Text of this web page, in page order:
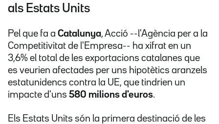
als Estats Units
Pel que fa a Catalunya, Acció --l'Agència per a la
Competitivitat de l'Empresa-- ha xifrat en un
3,6% el total de les exportacions catalanes que
es veurien afectades per uns hipotètics aranzels
estatunidencs contra la UE, que tindrien un
impacte d'uns 580 milions d'euros.
Els Estats Units són la primera destinació de les